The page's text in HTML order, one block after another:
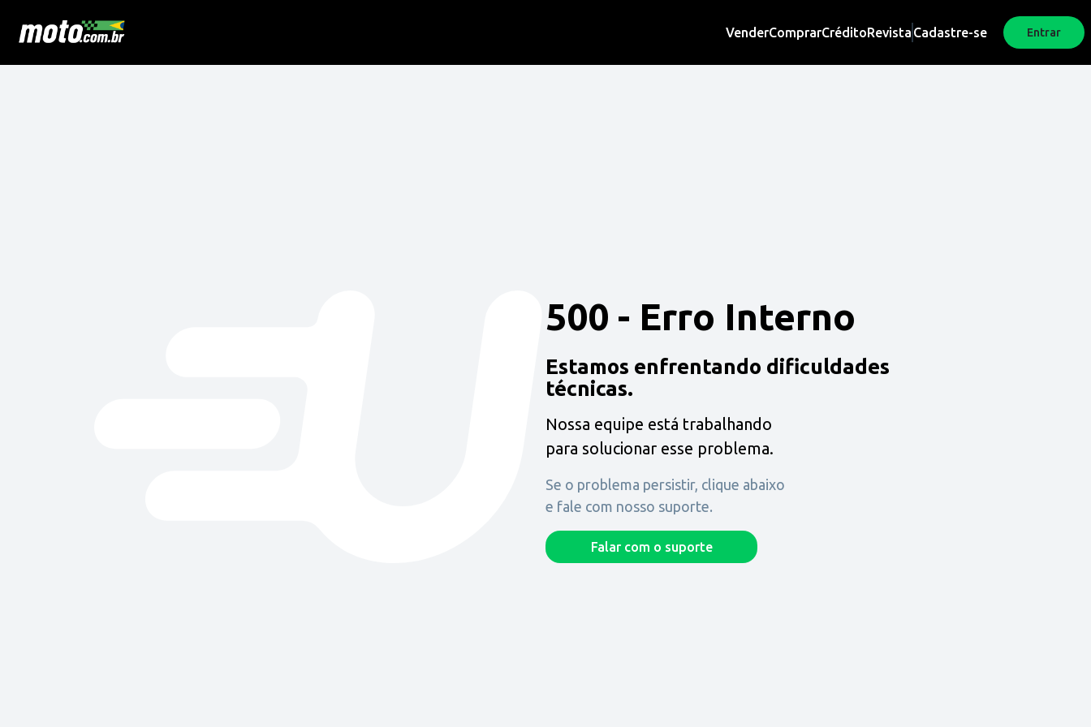
VenderComprarCréditoRevista Cadastre-se Entrar
500 - Erro Interno
Estamos enfrentando dificuldades
técnicas.
Nossa equipe está trabalhando
para solucionar esse problema.
Se o problema persistir, clique abaixo
e fale com nosso suporte.
Falar com o suporte